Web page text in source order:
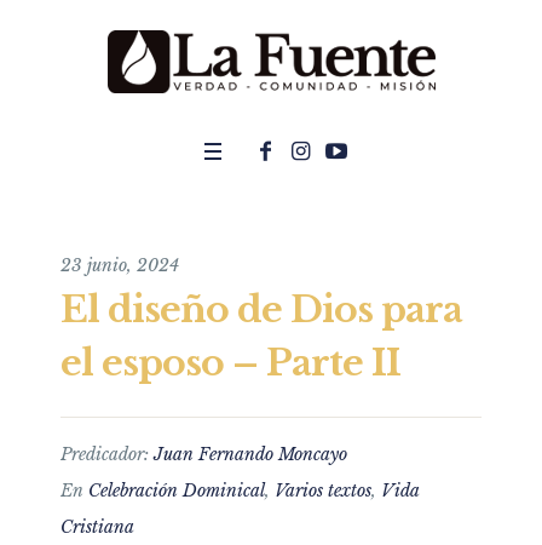
23 junio, 2024
El diseño de Dios para
el esposo – Parte II
Predicador:Juan Fernando Moncayo
En Celebración Dominical, Varios textos, Vida
Cristiana